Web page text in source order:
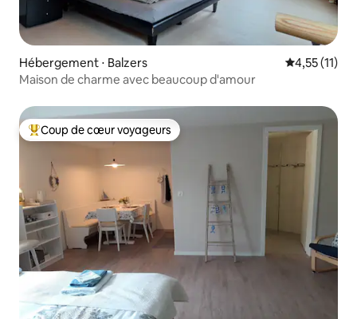
Hébergement ⋅ Balzers Évaluation
4,55 (11)
Maison de charme avec beaucoup d'amour
Coups de cœur voyageurs les plus appréciés
Coup de cœur voyageurs